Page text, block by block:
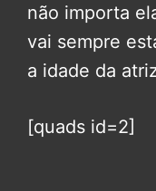
não importa
vai sempre
a idade da
[quads id=2]